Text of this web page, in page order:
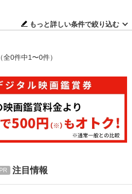
もっと詳しい条件で絞り込む
（全0件中1〜0件）
注目情報